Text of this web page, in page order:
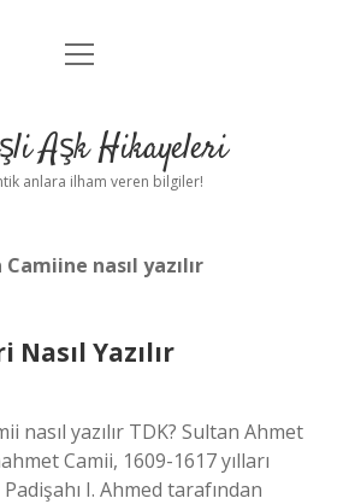
Anasayfa
Yasal Uyarı
menüyü
Aşk Hikayeleri
anlara ilham veren bilgiler!
nasıl yazılır
Yazılır
nasıl yazılır TDK? Sultan Ahmet
Camii, 1609-1617 yılları
I. Ahmed tarafından